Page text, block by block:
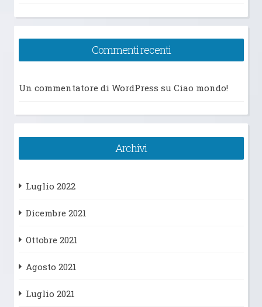
Commenti recenti
Un commentatore di WordPress su Ciao mondo!
Archivi
Luglio 2022
Dicembre 2021
Ottobre 2021
Agosto 2021
Luglio 2021